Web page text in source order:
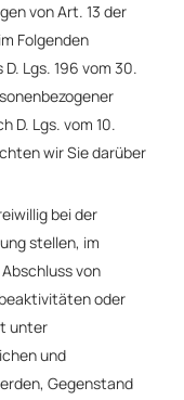
von Art. 13 der
Folgenden
Lgs. 196 vom 30.
D. Lgs. vom 10.
wir Sie darüber
bei der
stellen, im
von
oder
unter
und
Gegenstand